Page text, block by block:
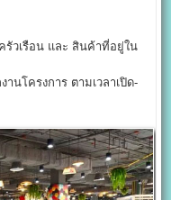
วเรือน และ สินค้าที่อยู่ใน
โครงการ ตามเวลาเปิด-